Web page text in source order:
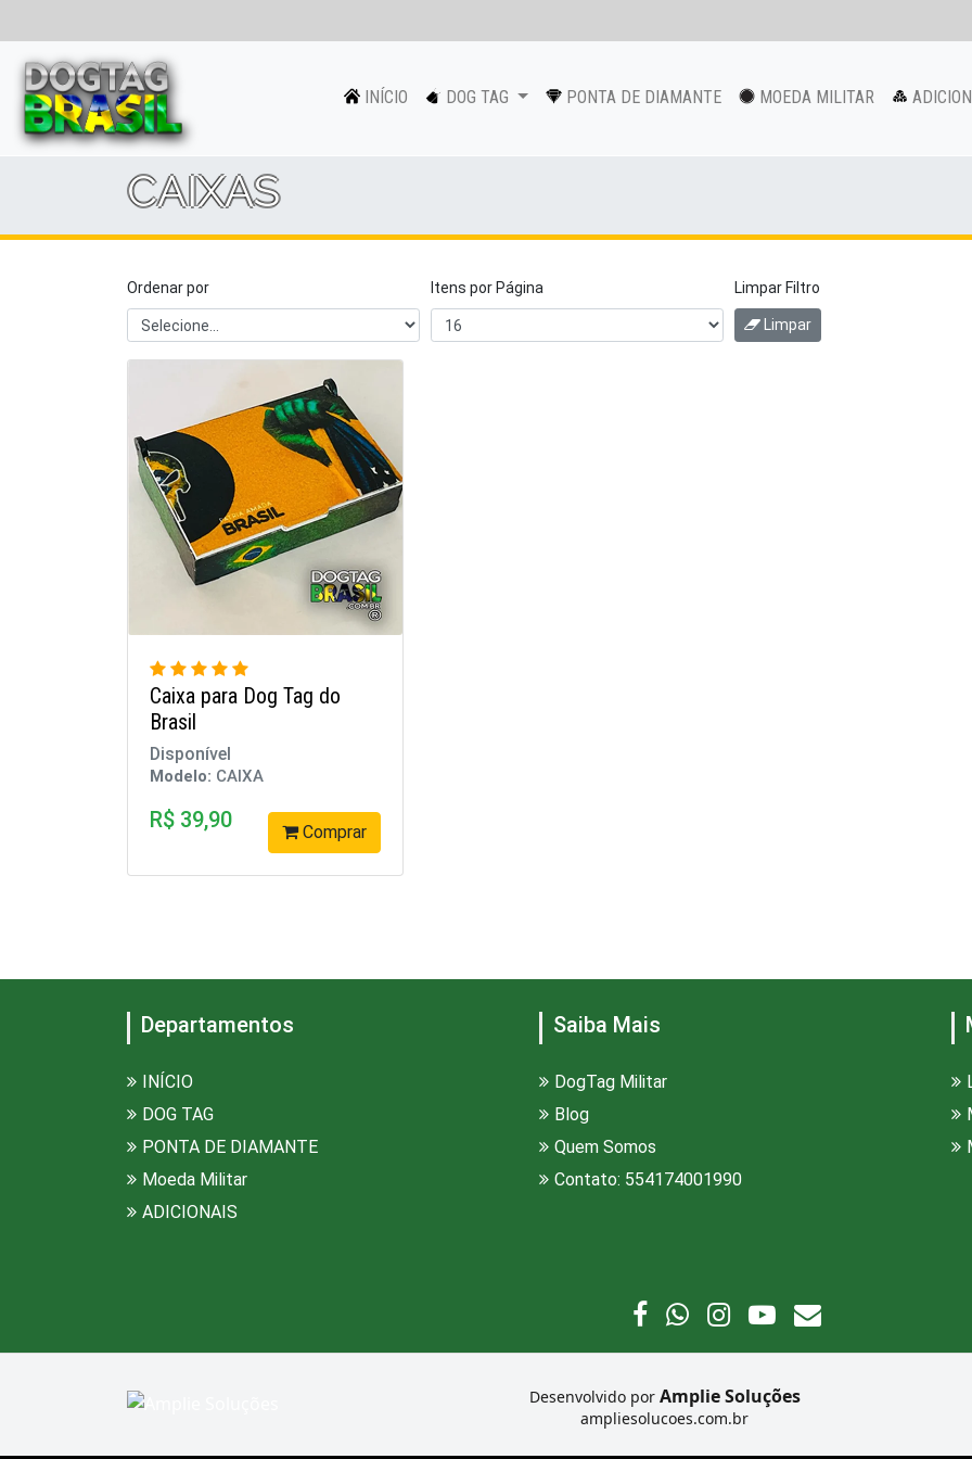
INÍCIO DOG TAG PONTA DE DIAMANTE MOEDA MILITAR
CAIXAS
Ordenar por Itens por Página Limpar Filtro
Limpar
Caixa para Dog Tag do
Brasil
Disponível
Modelo: CAIXA
R$ 39,90 Comprar
Departamentos
INÍCIO
DOG TAG
PONTA DE DIAMANTE
Moeda Militar
ADICIONAIS
Saiba Mais
DogTag Militar
Blog
Quem Somos
Contato: 554174001990
Desenvolvido por Amplie Soluções
ampliesolucoes.com.br